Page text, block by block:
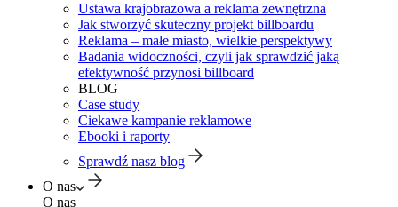
Ustawa krajobrazowa a reklama zewnętrzna
Jak stworzyć skuteczny projekt billboardu
Reklama – małe miasto, wielkie perspektywy
Badania widoczności, czyli jak sprawdzić jaką
efektywność przynosi billboard
BLOG
Case study
Ciekawe kampanie reklamowe
Ebooki i raporty
Sprawdź nasz blog
O nas
O nas